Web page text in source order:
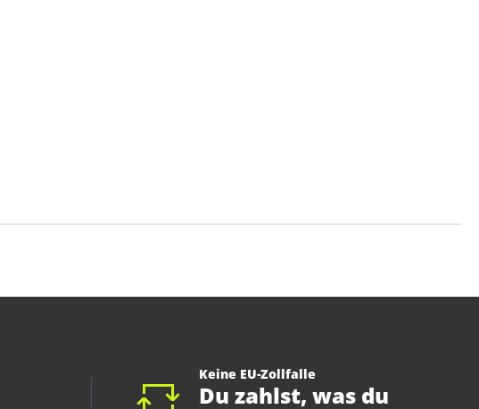
Keine EU-Zollfalle
Du zahlst, was du